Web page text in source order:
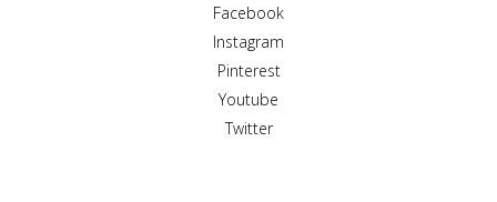
Facebook
Instagram
Pinterest
Youtube
Twitter